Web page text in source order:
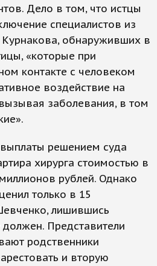
Дело в том, что истцы
специалистов из
Курнакова, обнаруживших в
«которые при
контакте с человеком
воздействие на
заболевания, в том
выплаты решением суда
хирурга стоимостью в
рублей. Однако
только в 15
лишившись
Представители
родственники
и вторую